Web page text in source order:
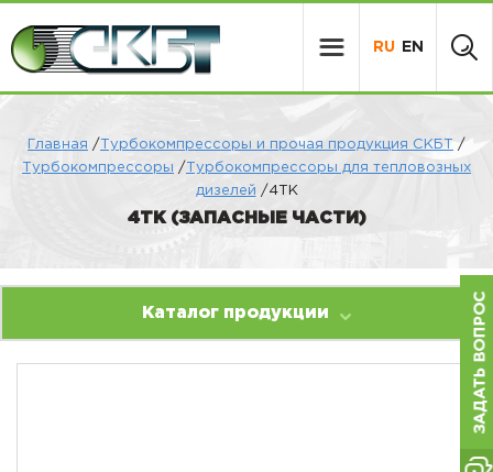
RU EN
Главная / Турбокомпрессоры и прочая продукция СКБТ
/
Турбокомпрессоры / Турбокомпрессоры для тепловозных
дизелей /4ТК
4ТК (ЗАПАСНЫЕ ЧАСТИ)
Каталог продукции